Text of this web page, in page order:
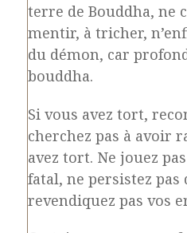
terre de Bouddha, ne
mentir, à tricher,
du démon, car
bouddha.
Si vous avez tort,
cherchez pas à avoir
avez tort. Ne jouez
fatal, ne persistez
revendiquez pas vos